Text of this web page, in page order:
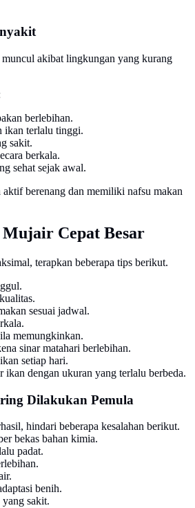
akibat lingkungan yang kurang
berlebihan.
ikan terlalu tinggi.
sakit.
berkala.
sehat sejak awal.
aktif berenang dan memiliki nafsu makan
Cepat Besar
terapkan beberapa tips berikut.
sesuai jadwal.
memungkinkan.
sinar matahari berlebihan.
setiap hari.
ikan dengan ukuran yang terlalu berbeda.
Dilakukan Pemula
hindari beberapa kesalahan berikut.
bekas bahan kimia.
padat.
benih.
sakit.